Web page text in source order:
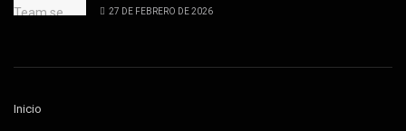
27 DE FEBRERO DE 2026
Inicio